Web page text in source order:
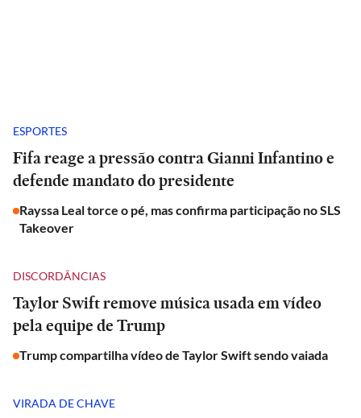
ESPORTES
Fifa reage a pressão contra Gianni Infantino e
defende mandato do presidente
Rayssa Leal torce o pé, mas confirma participação no SLS
Takeover
DISCORDÂNCIAS
Taylor Swift remove música usada em vídeo
pela equipe de Trump
Trump compartilha vídeo de Taylor Swift sendo vaiada
VIRADA DE CHAVE